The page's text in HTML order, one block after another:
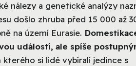
nálezy a genetické analýzy
došlo zhruba před 15 000 až
na území Eurasie.
událostí, ale spíše
kterého si lidé vybírali jedince s